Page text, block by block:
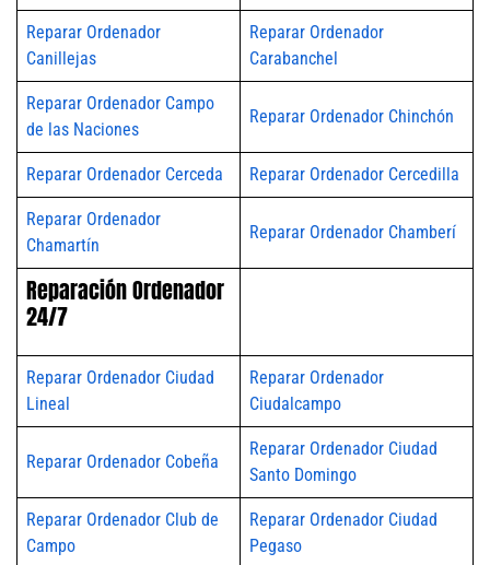
Reparar Ordenador
Canillejas
Reparar Ordenador
Carabanchel
Reparar Ordenador Campo
de las Naciones
Reparar Ordenador Chinchón
Reparar Ordenador Cerceda Reparar Ordenador Cercedilla
Reparar Ordenador
Chamartín
Reparar Ordenador Chamberí
Reparación Ordenador
24/7
Reparar Ordenador Ciudad
Lineal
Reparar Ordenador
Ciudalcampo
Reparar Ordenador Cobeña
Reparar Ordenador Ciudad
Santo Domingo
Reparar Ordenador Club de
Campo
Reparar Ordenador Ciudad
Pegaso